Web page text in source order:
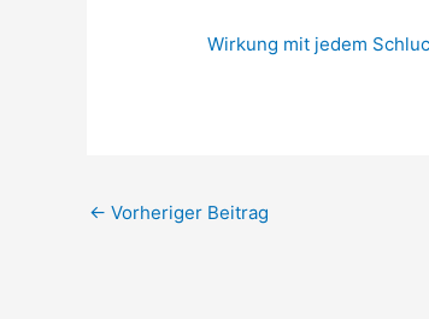
Wirkung mit jedem
← Vorheriger Beitrag